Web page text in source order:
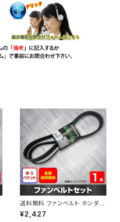
送料無料 ファンベルト ホンダ ラ
イフ 型式JB6 H15.09～H20.1
1 （国内トップメーカー） 1本 HA
¥2,427